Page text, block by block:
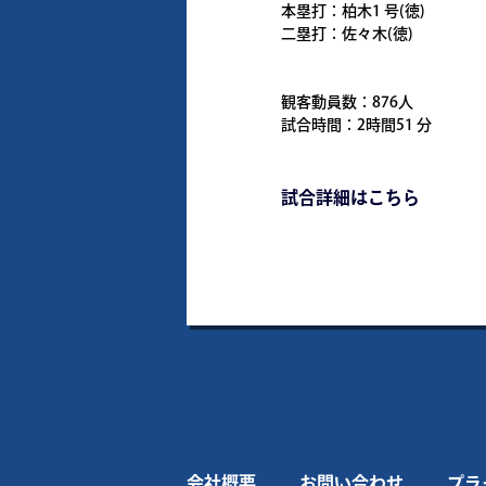
本塁打：柏木1 号(徳)
二塁打：佐々木(徳)
観客動員数：876人
試合時間：2時間51 分
試合詳細はこちら